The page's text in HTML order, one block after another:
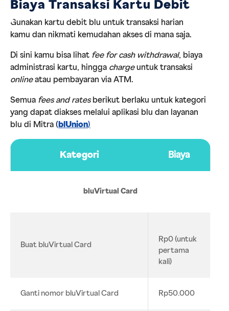
Biaya Transaksi Kartu Debit
Gunakan kartu debit blu untuk transaksi harian
kamu dan nikmati kemudahan akses di mana saja.
Di sini kamu bisa lihat fee for cash withdrawal, biaya
administrasi kartu, hingga chargeuntuk transaksi
onlineatau pembayaran via ATM.
Semua fees and ratesberikut berlaku untuk kategori
yang dapat diakses melalui aplikasi blu dan layanan
blu di Mitra (blUnion)
Kategori Biaya
bluVirtual Card
Buat bluVirtual Card
Rp0 (untuk
pertama
kali)
Ganti nomor bluVirtual Card Rp50.000